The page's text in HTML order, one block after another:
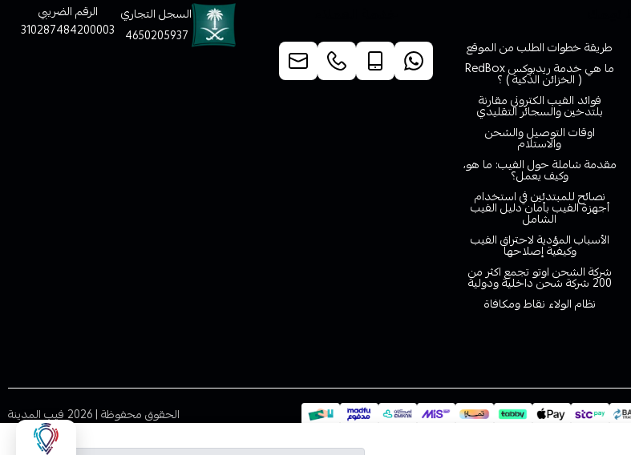
طريقة خطوات الطلب من الموقع
ما هي خدمة ريدبوكس RedBox
( الخزائن الذكية ) ؟
فوائد الفيب الكتروني مقارنة
بلتدخين والسجائر التقليدي
اوقات التوصيل والشحن
والاستلام
مقدمة شاملة حول الفيب: ما هو،
وكيف يعمل؟
نصائح للمبتدئين في استخدام
أجهزة الفيب بأمان دليل الفيب
الشامل
الأسباب المؤدية لاحتراق الفيب
وكيفية إصلاحها
شركة الشحن اوتو تجمع اكثر من
200 شركة شحن داخلية ودولية
نظام الولاء نقاط ومكافاة
السجل التجاري
4650205937
الرقم الضريبي
310287484200003
الحقوق محفوظة | 2026 فيب المدينة